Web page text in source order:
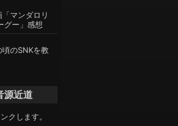
マンダロリ
グー」感想
頃のSNKを教
源近道
クします。